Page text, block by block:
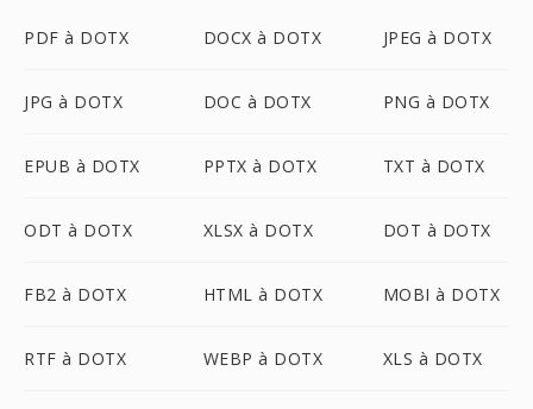
PDF à DOTX DOCX à DOTX JPEG à DOTX
JPG à DOTX DOC à DOTX PNG à DOTX
EPUB à DOTX PPTX à DOTX TXT à DOTX
ODT à DOTX XLSX à DOTX DOT à DOTX
FB2 à DOTX HTML à DOTX MOBI à DOTX
RTF à DOTX WEBP à DOTX XLS à DOTX